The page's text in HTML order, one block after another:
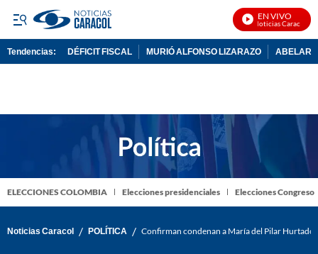
EN VIVO
Noticias Caracol En
Tendencias: DÉFICIT FISCAL MURIÓ ALFONSO LIZARAZO
ELECCIONES COLOMBIA Elecciones presidenciales Elecciones Congreso
Noticias Caracol / POLÍTICA / Confirman condenan a María del Pilar